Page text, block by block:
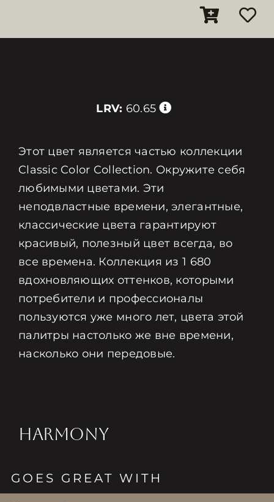
LRV: 60.65
Этот цвет является частью коллекции
Classic Color Collection. Окружите себя
любимыми цветами. Эти
неподвластные времени, элегантные,
классические цвета гарантируют
красивый, полезный цвет всегда, во
все времена. Коллекция из 1 680
вдохновляющих оттенков, которыми
потребители и профессионалы
пользуются уже много лет, цвета этой
палитры настолько же вне времени,
насколько они передовые.
HARMONY
GOES GREAT WITH